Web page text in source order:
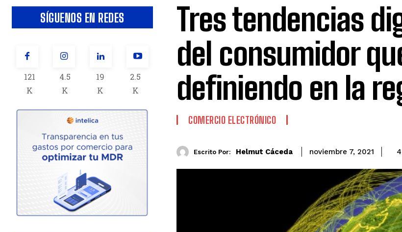
SÍGUENOS EN REDES
121
K
4.5
K
19
K
2.5
K
Tres tendencias
del consumidor
definiendo en la
COMERCIO ELECTRÓNICO
Escrito Por: Helmut Cáceda noviembre 7, 2021 4